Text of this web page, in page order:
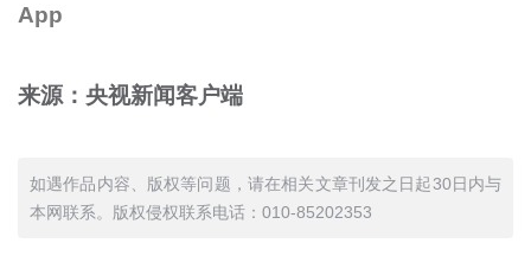
App
来源：央视新闻客户端
如遇作品内容、版权等问题，请在相关文章刊发之日起30日内与
本网联系。版权侵权联系电话：010-85202353